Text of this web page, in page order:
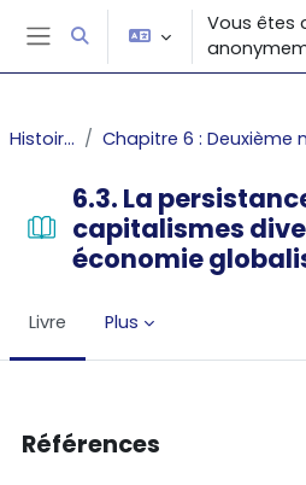
Passer au contenu principal
Panneau latéral
Activer/désactiver la saisie
Vous êtes
Histoire des faits économiques
6.3. La
capitalismes
économie
Livre Plus
Références